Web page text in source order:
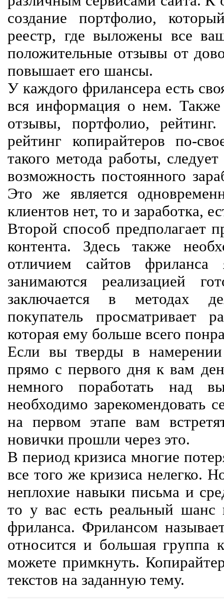
создание портфолио,
реестр, где выложены все
положительные отзывы от
повышает его шансы.
У каждого фрилансера есть
вся информация о нем. Также
отзывы, портфолио,
рейтинг копирайтеров по-
такого метода работы,
возможность постоянного
Это же является
клиентов нет, то и заработка,
Второй способ предполагает
контента. Здесь также
отличием сайтов
занимаются реализацией
заключается в методах
покупатель просматривает
которая ему больше всего
Если вы тверды в
прямо с первого дня к вам
немного поработать над
необходимо зарекомендовать
на первом этапе вам
новички прошли через это.
В период кризиса многие
все того же кризиса нелегко.
неплохие навыки письма и
то у вас есть реальный шанс
фриланса. Фрилансом
относится и большая группа
можете примкнуть.
текстов на заданную тему.